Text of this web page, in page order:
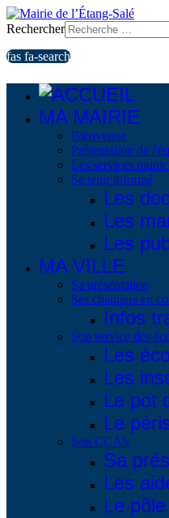
Rechercher
fas fa-search
MA MAIRIE
Bienvenue
Présentation de
Les services
Se tenir informé
Les
Les
Les
MA VILLE
Sa présentation
Ses chantiers en
Infos
Son service des
Les
Les
Le pot
Le
Son CCAS
Sa
Les
Le